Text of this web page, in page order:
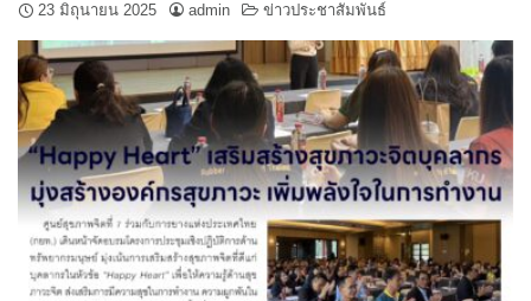
23 มิถุนายน 2025 admin ข่าวประชาสัมพันธ์